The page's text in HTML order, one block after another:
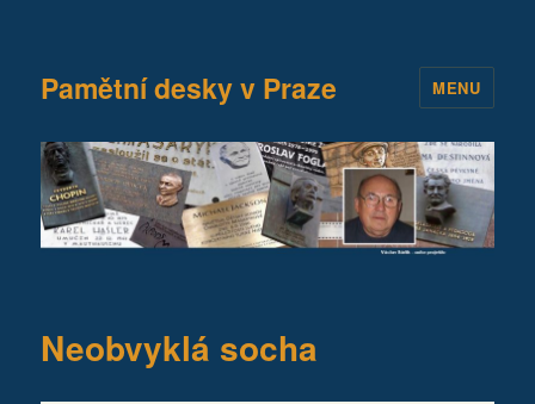
Pamětní desky v Praze MENU
Neobvyklá socha